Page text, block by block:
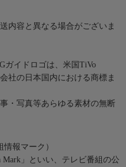
内容と異なる場合がございま
ガイドロゴは、米国TiVo
社の日本国内における商標ま
・写真等あらゆる素材の無断
報マーク）
Mark」といい、テレビ番組の公